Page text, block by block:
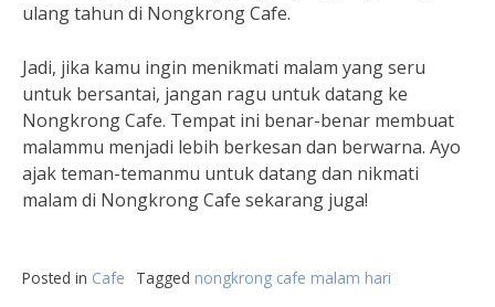
ulang tahun di Nongkrong Cafe.
Jadi, jika kamu ingin menikmati malam yang seru
untuk bersantai, jangan ragu untuk datang ke
Nongkrong Cafe. Tempat ini benar-benar membuat
malammu menjadi lebih berkesan dan berwarna. Ayo
ajak teman-temanmu untuk datang dan nikmati
malam di Nongkrong Cafe sekarang juga!
Posted in Cafe Tagged nongkrong cafe malam hari